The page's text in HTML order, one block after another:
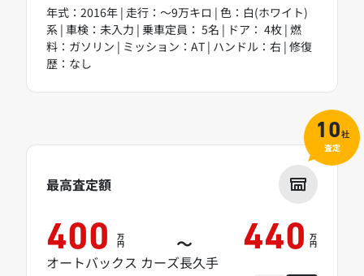
年式：2016年 | 走行：～9万キロ | 色：白(ホワイト)
系 | 車検：未入力 | 乗車定員： 5名 | ドア： 4枚 | 燃
料：ガソリン | ミッション：AT | ハンドル：右 | 修復
歴：なし
最高査定額
400 万
円 ～ 440 万
円
オートバックス カーズ長久手
10社
査定